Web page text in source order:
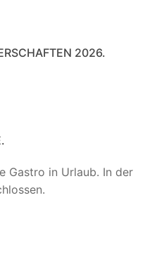
2026.
Gastro in Urlaub. In der